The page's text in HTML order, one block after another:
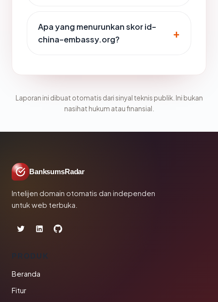
Apa yang menurunkan skor id-
china-embassy.org?
Laporan ini dibuat otomatis dari sinyal teknis publik. Ini bukan
nasihat hukum atau finansial.
BanksumsRadar
Intelijen domain otomatis dan independen
untuk web terbuka.
PRODUK
Beranda
Fitur